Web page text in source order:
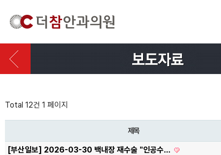
Total 12건 1 페이지
제목
[부산일보] 2026-03-30 백내장 재수술 "인공수…